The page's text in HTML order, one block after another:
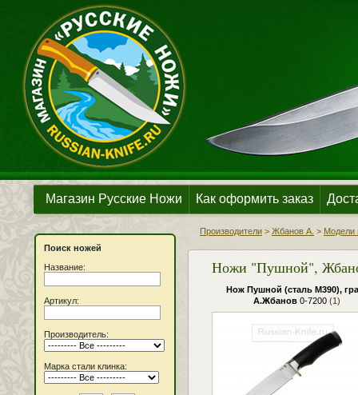
Магазин Русские Ножи Как оформить заказ
Поиск ножей
Название:
Артикул:
Производитель:
Марка стали клинка:
Производители > Жбанов А. > Модели
Ножи "Пушной",
Нож Пушной (сталь М390),
А.Жбанов0-7200(1)